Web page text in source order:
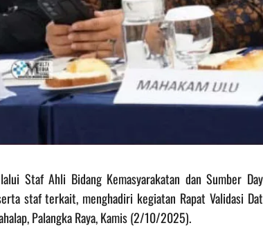
Staf Ahli Bidang Kemasyarakatan dan Sumber
staf terkait, menghadiri kegiatan Rapat Validasi
Palangka Raya, Kamis (2/10/2025).